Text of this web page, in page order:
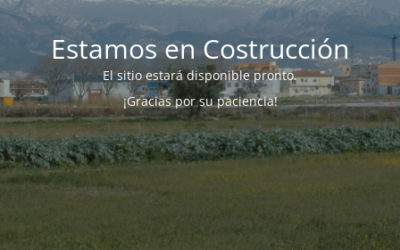
Estamos en Costrucción
El sitio estará disponible pronto.
¡Gracias por su paciencia!